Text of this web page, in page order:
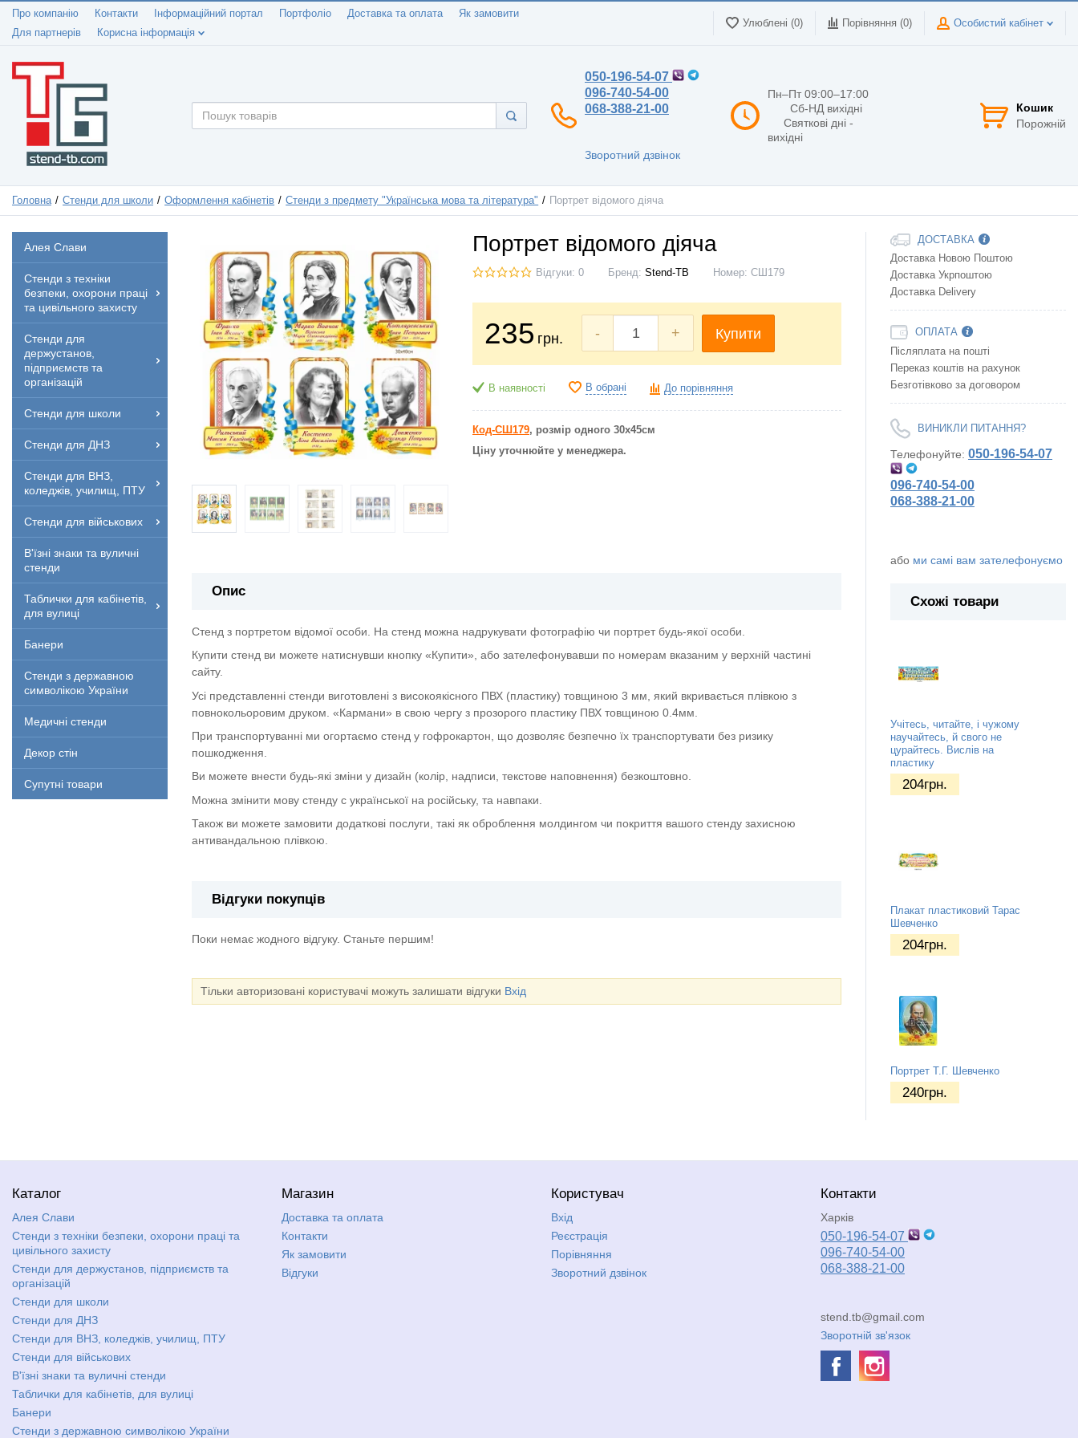
Про компанію Контакти Інформаційний портал Портфоліо Доставка та оплата
Як замовити
Для партнерів
Корисна інформація
Улюблені (0) Порівняння (0) Особистий кабінет
050-196-54-07
096-740-54-00
068-388-21-00
Зворотний дзвінок
Пн–Пт 09:00–17:00
Сб-НД вихідні
Святкові дні -
вихідні
Кошик
Порожній
Головна Стенди для школи Оформлення кабінетів Стенди з предмету "Українська мова та література" Портрет відомого діяча
Алея Слави
Стенди з техніки
безпеки, охорони праці
та цивільного захисту
Стенди для
держустанов,
підприємств та
організацій
Стенди для школи
Стенди для ДНЗ
Стенди для ВНЗ,
коледжів, училищ, ПТУ
Стенди для військових
В'їзні знаки та вуличні
стенди
Таблички для кабінетів,
для вулиці
Банери
Стенди з державною
символікою України
Медичні стенди
Декор стін
Супутні товари
Портрет відомого діяча
Відгуки: 0 Бренд: Stend-TB Номер: СШ179
235 грн. - + Купити
В наявності В обрані До порівняння
Код-СШ179, розмір одного 30х45см
Ціну уточнюйте у менеджера.
Опис
Стенд з портретом відомої особи. На стенд можна надрукувати фотографію чи портрет будь-якої особи.
Купити стенд ви можете натиснувши кнопку «Купити», або зателефонувавши по номерам вказаним у верхній частині
сайту.
Усі представленні стенди виготовлені з високоякісного ПВХ (пластику) товщиною 3 мм, який вкривається плівкою з
повнокольоровим друком. «Кармани» в свою чергу з прозорого пластику ПВХ товщиною 0.4мм.
При транспортуванні ми огортаємо стенд у гофрокартон, що дозволяє безпечно їх транспортувати без ризику
пошкодження.
Ви можете внести будь-які зміни у дизайн (колір, надписи, текстове наповнення) безкоштовно.
Можна змінити мову стенду с української на російську, та навпаки.
Також ви можете замовити додаткові послуги, такі як оброблення молдингом чи покриття вашого стенду захисною
антивандальною плівкою.
Відгуки покупців
Поки немає жодного відгуку. Станьте першим!
Тільки авторизовані користувачі можуть залишати відгуки Вхід
ДОСТАВКА
Доставка Новою Поштою
Доставка Укрпоштою
Доставка Delivery
ОПЛАТА
Післяплата на пошті
Переказ коштів на рахунок
Безготівково за договором
ВИНИКЛИ ПИТАННЯ?
Телефонуйте: 050-196-54-07
096-740-54-00
068-388-21-00
або ми самі вам зателефонуємо
Схожі товари
Учітесь, читайте, і чужому
научайтесь, й свого не
цурайтесь. Вислів на
пластику
204грн.
Плакат пластиковий Тарас
Шевченко
204грн.
Портрет Т.Г. Шевченко
240грн.
Каталог
Алея Слави
Стенди з техніки безпеки, охорони праці та
цивільного захисту
Стенди для держустанов, підприємств та
організацій
Стенди для школи
Стенди для ДНЗ
Стенди для ВНЗ, коледжів, училищ, ПТУ
Стенди для військових
В'їзні знаки та вуличні стенди
Таблички для кабінетів, для вулиці
Банери
Стенди з державною символікою України
Магазин
Доставка та оплата
Контакти
Як замовити
Відгуки
Користувач
Вхід
Реєстрація
Порівняння
Зворотний дзвінок
Контакти
Харків
050-196-54-07
096-740-54-00
068-388-21-00
stend.tb@gmail.com
Зворотній зв'язок